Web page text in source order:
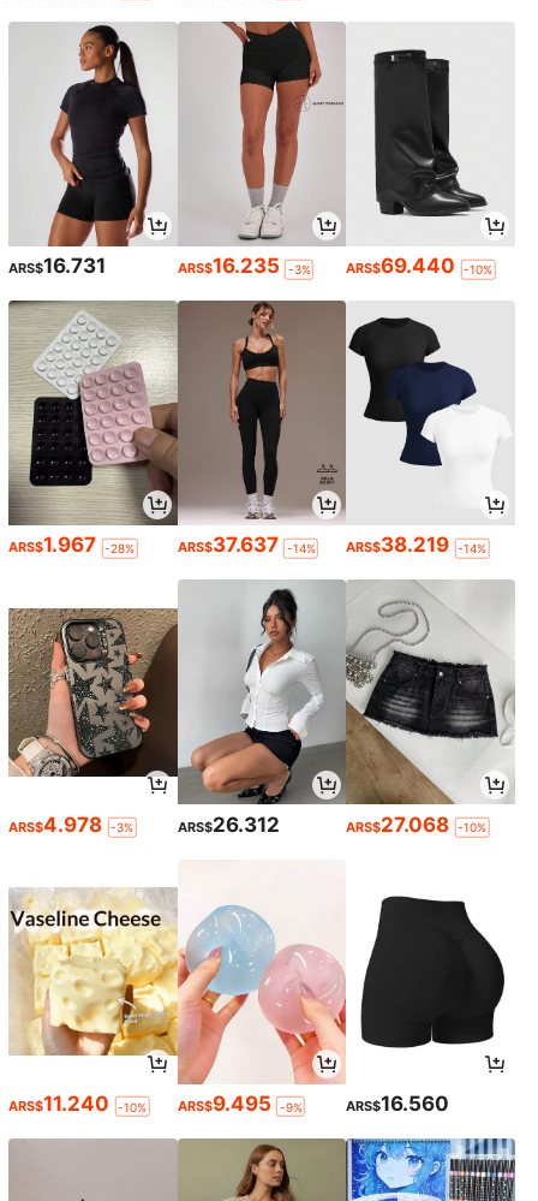
ARS$16.731 ARS$16.235 -3% ARS$69.440 -10%
ARS$1.967 -28% ARS$37.637 -14% ARS$38.219 -14%
ARS$4.978 -3% ARS$26.312 ARS$27.068 -10%
ARS$11.240 -10% ARS$9.495 -9% ARS$16.560